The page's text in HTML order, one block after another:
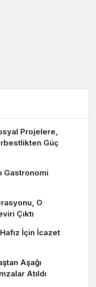
Projelere,
Güç
Gastronomi
O
Çıktı
İçin İcazet
Aşağı
Atıldı